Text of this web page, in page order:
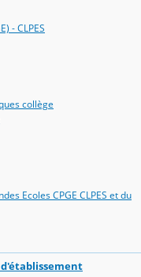
- CLPES
collège
Ecoles CPGE CLPES et du